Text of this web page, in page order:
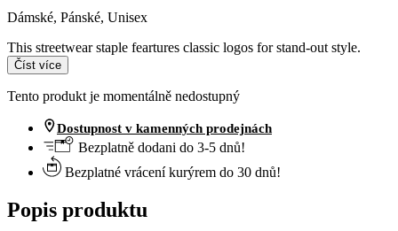
Dámské, Pánské, Unisex
This streetwear staple feartures classic logos for stand-out style.
Číst více
Tento produkt je momentálně nedostupný
Dostupnost v kamenných prodejnách
Bezplatně dodani do 3-5 dnů!
Bezplatné vrácení kurýrem do 30 dnů!
Popis produktu